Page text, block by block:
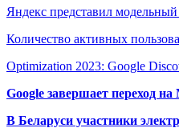
Яндекс представил
Количество активных
Optimization 2023: Google
Google завершает переход
В Беларуси участники